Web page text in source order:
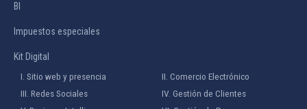
BI
Impuestos especiales
Kit Digital
I. Sitio web y presencia
II. Comercio Electrónico
III. Redes Sociales
IV. Gestión de Clientes